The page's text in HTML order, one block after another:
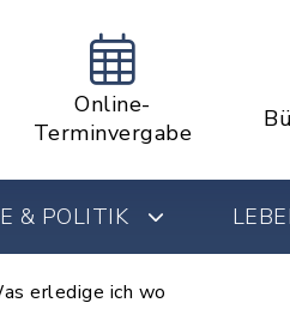
Online-
Terminvergabe
& POLITIK
erledige ich wo